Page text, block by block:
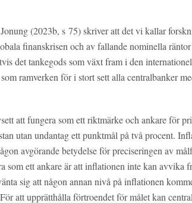
(2023b, s 75) skriver att det vi kallar
finanskrisen och av fallande nominella
det tankegods som växt fram i den
ramverken för i stort sett alla centralbanker
att fungera som ett riktmärke och ankare för
utan undantag ett punktmål på två procent.
avgörande betydelse för preciseringen av
som ett ankare är att inflationen inte kan avvika
sig att någon annan nivå på inflationen
att upprätthålla förtroendet för målet kan